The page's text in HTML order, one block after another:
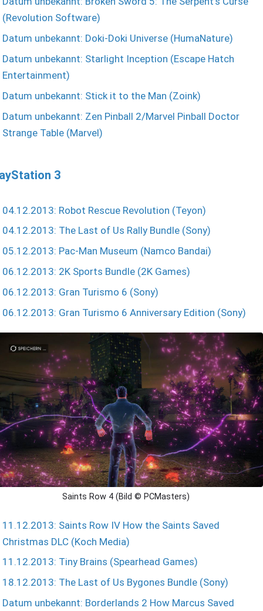
(Revolution Software)
Datum unbekannt: Doki-Doki Universe (HumaNature)
Datum unbekannt: Starlight Inception (Escape Hatch
Entertainment)
Datum unbekannt: Stick it to the Man (Zoink)
Datum unbekannt: Zen Pinball 2/Marvel Pinball Doctor
Strange Table (Marvel)
3
04.12.2013: Robot Rescue Revolution (Teyon)
04.12.2013: The Last of Us Rally Bundle (Sony)
05.12.2013: Pac-Man Museum (Namco Bandai)
06.12.2013: 2K Sports Bundle (2K Games)
06.12.2013: Gran Turismo 6 (Sony)
06.12.2013: Gran Turismo 6 Anniversary Edition (Sony)
Saints Row 4 (Bild © PCMasters)
11.12.2013: Saints Row IV How the Saints Saved
Christmas DLC (Koch Media)
11.12.2013: Tiny Brains (Spearhead Games)
18.12.2013: The Last of Us Bygones Bundle (Sony)
Datum unbekannt: Borderlands 2 How Marcus Saved